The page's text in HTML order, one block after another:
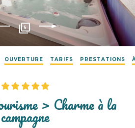
5
OUVERTURE TARIFS PRESTATIONS
> Charme à la
campagne